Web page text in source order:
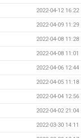
2022-04-12 16:22
2022-04-09 11:29
2022-04-08 11:28
2022-04-08 11:01
2022-04-06 12:44
2022-04-05 11:18
2022-04-04 12:56
2022-04-02 21:04
2022-03-30 14:11